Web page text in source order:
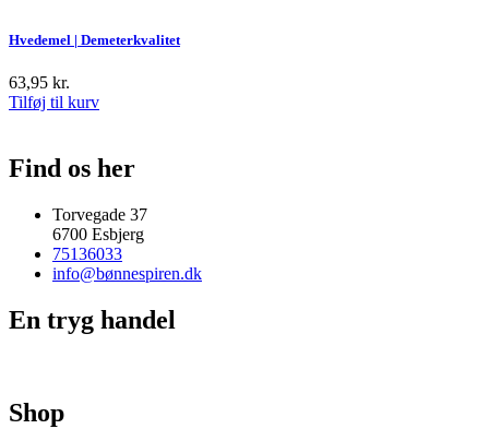
Hvedemel | Demeterkvalitet
63,95 kr.
Tilføj til kurv
Find os her
Torvegade 37
6700 Esbjerg
75136033
info@bønnespiren.dk
En tryg handel
Shop